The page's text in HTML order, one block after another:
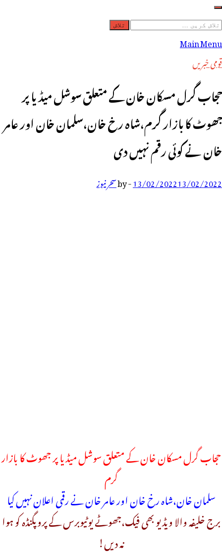
تلاش
کریں
برائے:
Main Menu
قومی خبریں
حجاب گرل مسکان خان کے متعلق سوشل میڈیا پر
جھوٹ کا بازار گرم،شاہ رخ خان،سلمان خان اور عامر
خان نے کوئی رقم نہیں دی
13/02/202213/02/2022
-
byسحر نیوز
حجاب گرل مسکان خان کے متعلق سوشل میڈیا پر جھوٹ کا بازار
‌گرم
سلمان خان،شاہ رخ خان اور عامر خان نے رقمی اعلان نہیں کیا
برج خلیفہ والا ویڈیو بھی فیک،جھوٹے یوٹیوبرس کے پروپگنڈہ کو ہوا
نہ دیں!